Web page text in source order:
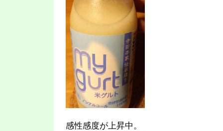
感性感度が上昇中。